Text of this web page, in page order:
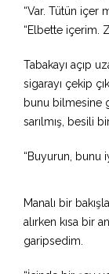
“Var. Tütün içer
“Elbette içerim.
Tabakayı açıp
sigarayı çekip
bunu bilmesine
sarılmış, besili
“Buyurun, bunu
Manalı bir
alırken kısa bir
garipsedim.